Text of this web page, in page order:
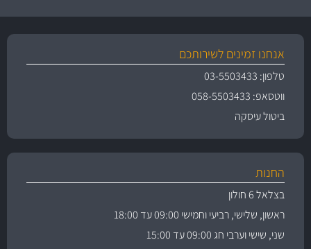
אנחנו זמינים לשירותכם
טלפון: 03-5503433
ווטסאפ: 058-5503433
ביטול עיסקה
החנות
בצלאל 6 חולון
ראשון, שלישי, רביעי וחמישי 09:00 עד 18:00
שני, שישי וערבי חג 09:00 עד 15:00